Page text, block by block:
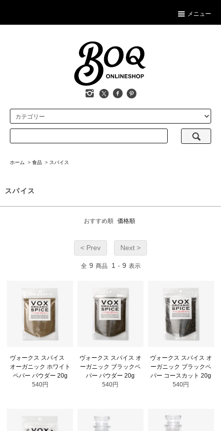
メニュー
ホーム > 食品 > スパイス
スパイス
おすすめ順 価格順
< Prev Next >
全 9 商品 1 - 9 表示
ヴォークス スパイス
オーガニック ホワイト
ペパー パウダー 20g
540円
ヴォークス スパイス オ
ーガニック ブラックペ
パー パウダー 20g
540円
ヴォークス スパイス オ
ーガニック ブラックペ
パー コースカット 20g
540円